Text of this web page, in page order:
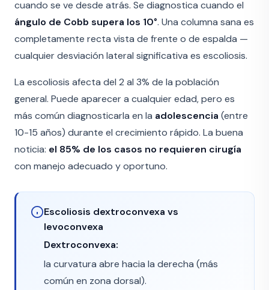
cuando se ve desde atrás. Se diagnostica cuando el
ángulo de Cobb supera los 10°. Una columna sana es
completamente recta vista de frente o de espalda —
cualquier desviación lateral significativa es escoliosis.
La escoliosis afecta del 2 al 3% de la población
general. Puede aparecer a cualquier edad, pero es
más común diagnosticarla en la adolescencia (entre
10-15 años) durante el crecimiento rápido. La buena
noticia: el 85% de los casos no requieren cirugía
con manejo adecuado y oportuno.
Escoliosis dextroconvexa vs
levoconvexa
Dextroconvexa:
la curvatura abre hacia la derecha (más
común en zona dorsal).